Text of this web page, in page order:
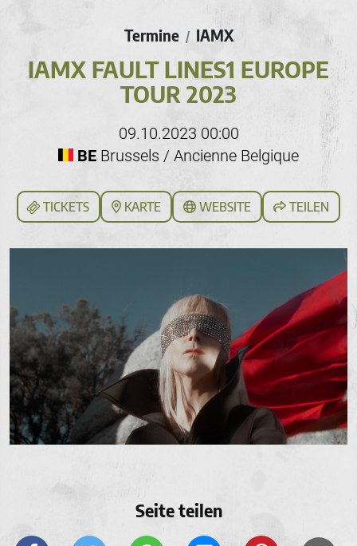
Termine / IAMX
IAMX FAULT LINES1 EUROPE
TOUR 2023
09.10.2023 00:00
BE Brussels / Ancienne Belgique
TICKETS KARTE WEBSITE TEILEN
Seite teilen